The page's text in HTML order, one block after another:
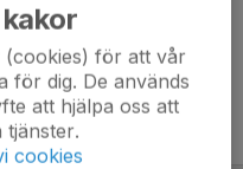
för att vår
för dig. De används
att hjälpa oss att
cookies